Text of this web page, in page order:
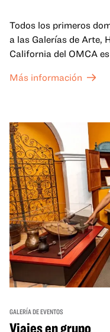
Todos los primeros
a las Galerías de Arte,
California del OMCA
a un precio reducido de
Más información
GALERÍA DE EVENTOS
Viajes en grupo